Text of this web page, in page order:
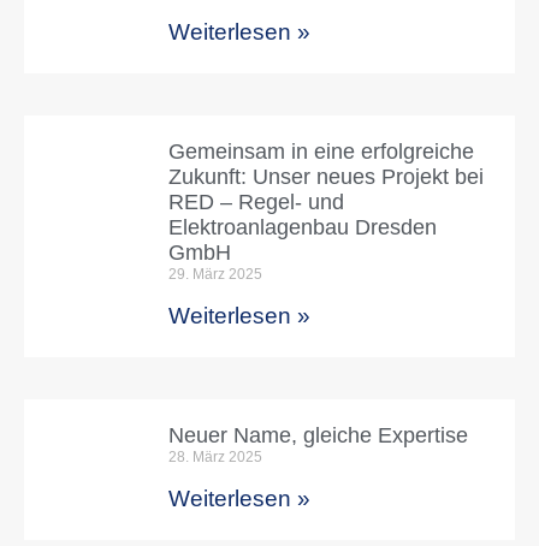
Weiterlesen »
Gemeinsam in eine erfolgreiche
Zukunft: Unser neues Projekt bei
RED – Regel- und
Elektroanlagenbau Dresden
GmbH
29. März 2025
Weiterlesen »
Neuer Name, gleiche Expertise
28. März 2025
Weiterlesen »